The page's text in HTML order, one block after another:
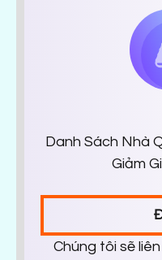
Danh Sách Nhà
Giảm
Chúng tôi sẽ